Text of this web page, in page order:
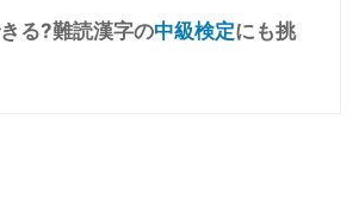
る?難読漢字の中級検定にも挑